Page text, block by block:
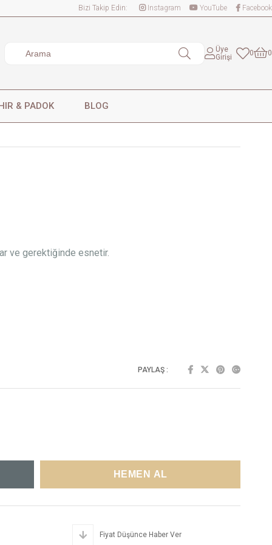
Bizi Takip Edin: Instagram YouTube Facebook
Üye
Girişi
0 0
& PADOK BLOG
ve gerektiğinde esnetir.
PAYLAŞ :
Fiyat Düşünce Haber Ver